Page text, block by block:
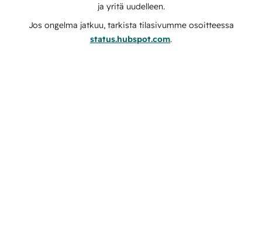
ja yritä uudelleen.
Jos ongelma jatkuu, tarkista tilasivumme osoitteessa
status.hubspot.com.